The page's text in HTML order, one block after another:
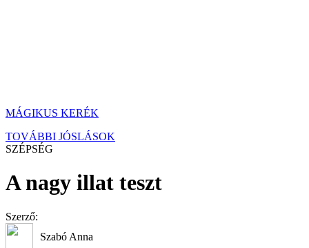
MÁGIKUS KERÉK
TOVÁBBI JÓSLÁSOK
SZÉPSÉG
A nagy illat teszt
Szerző:
Szabó Anna